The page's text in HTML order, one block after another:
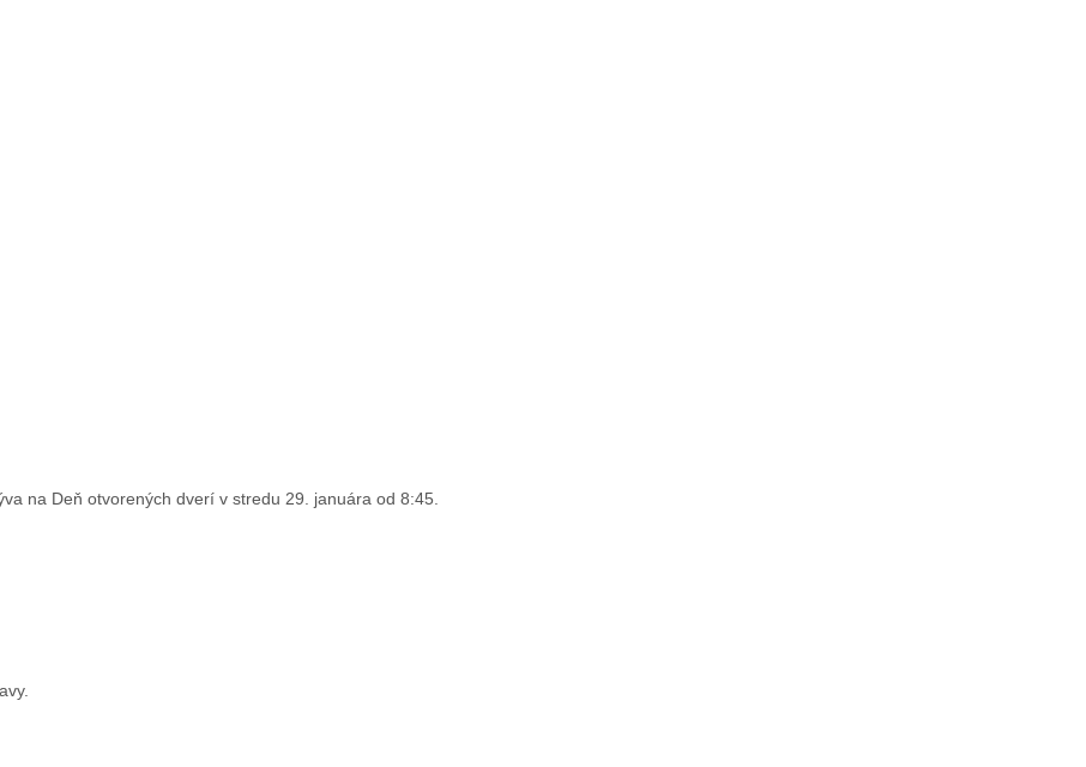
na Deň otvorených dverí v stredu 29. januára od 8:45.